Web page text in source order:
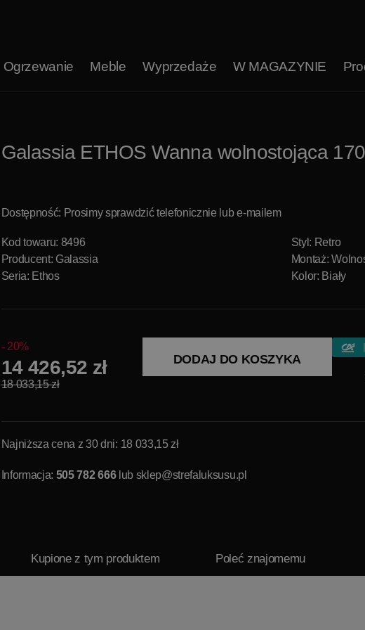
Ogrzewanie Meble Wyprzedaże W MAGAZYNIE
Galassia ETHOS Wanna wolnostojąca
Dostępność: Prosimy sprawdzić telefonicznie lub e-mailem
Kod towaru: 8496
Producent: Galassia
Seria: Ethos
Styl: Retro
Montaż:
Kolor: Biały
20%
14 426,52 zł
18 033,15 zł
DODAJ DO KOSZYKA
Najniższa cena z 30 dni: 18 033,15 zł
Informacja: 505 782 666lub sklep@strefaluksusu.pl
Kupione z tym produktem Poleć znajomemu